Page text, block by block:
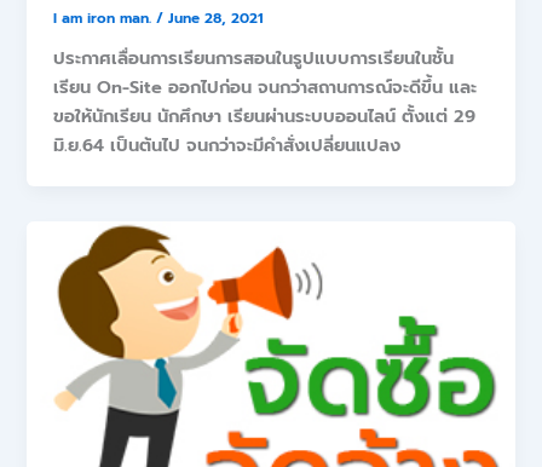
I am iron man./June 28, 2021
ประกาศเลื่อนการเรียนการสอนในรูปแบบการเรียนในชั้น
เรียน On-Site ออกไปก่อน จนกว่าสถานการณ์จะดีขึ้น และ
ขอให้นักเรียน นักศึกษา เรียนผ่านระบบออนไลน์ ตั้งแต่ 29
มิ.ย.64 เป็นต้นไป จนกว่าจะมีคำสั่งเปลี่ยนแปลง